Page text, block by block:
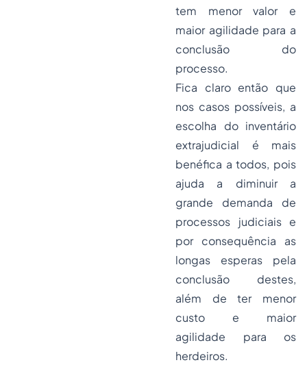
tem menor valor e
maior agilidade para a
conclusão do
processo.
Fica claro então que
nos casos possíveis, a
escolha do inventário
extrajudicial é mais
benéfica a todos, pois
ajuda a diminuir a
grande demanda de
processos judiciais e
por consequência as
longas esperas pela
conclusão destes,
além de ter menor
custo e maior
agilidade para os
herdeiros.